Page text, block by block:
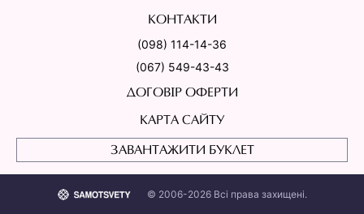
КОНТАКТИ
(098) 114-14-36
(067) 549-43-43
ДОГОВІР ОФЕРТИ
КАРТА САЙТУ
ЗАВАНТАЖИТИ БУКЛЕТ
© 2006-2026 Всі права захищені.